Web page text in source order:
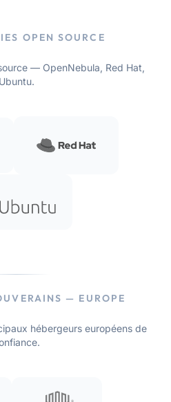
OPEN SOURCE
— OpenNebula, Red Hat,
Ubuntu.
— EUROPE
hébergeurs européens de